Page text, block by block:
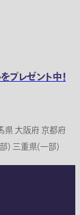
レゼント中！
県 大阪府 京都府
) 三重県(一部)